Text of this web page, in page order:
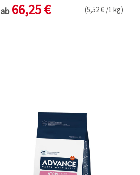
ab 66,25 € (5,52 € /1 kg)